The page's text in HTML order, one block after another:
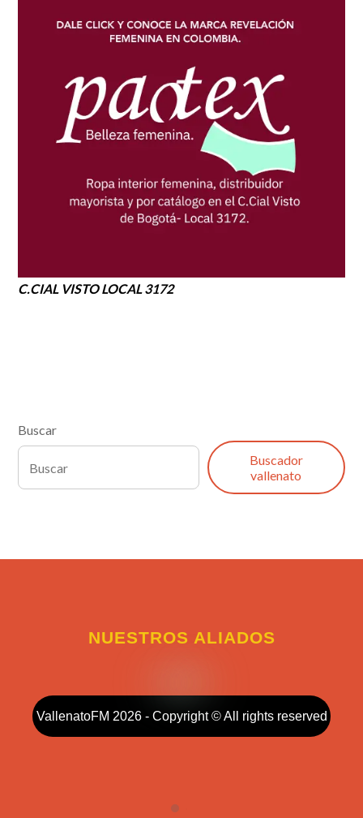
C.CIAL VISTO LOCAL 3172
Buscar
Buscador
vallenato
NUESTROS ALIADOS
VallenatoFM 2026 - Copyright © All rights reserved